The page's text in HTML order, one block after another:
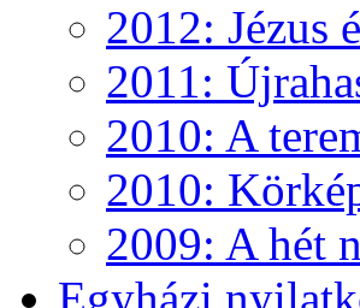
2012: Jézus
2011:
2010: A
2010:
2009: A hét